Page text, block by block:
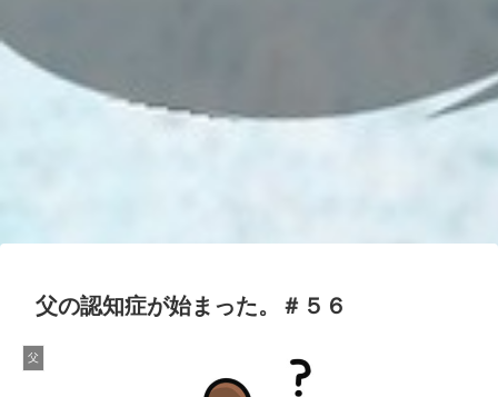
父の認知症が始まった。＃５６
父